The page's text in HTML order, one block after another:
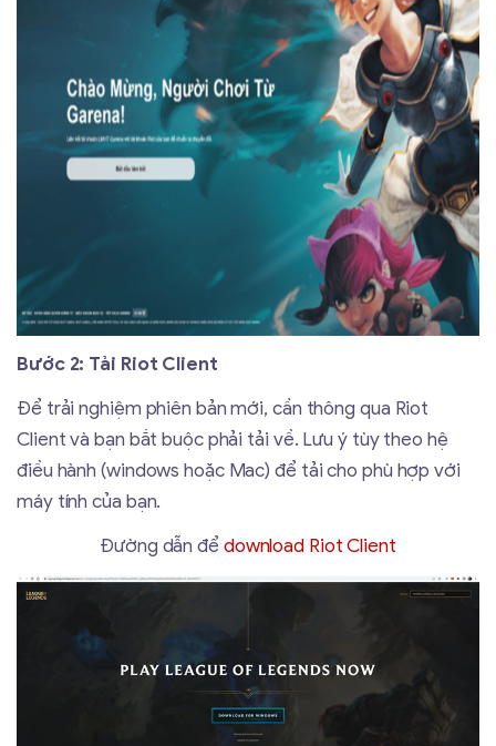
Bước 2: Tải Riot Client
Để trải nghiệm phiên bản mới, cần thông qua Riot
Client và bạn bắt buộc phải tải về. Lưu ý tùy theo hệ
điều hành (windows hoặc Mac) để tải cho phù hợp với
máy tính của bạn.
Đường dẫn để download Riot Client